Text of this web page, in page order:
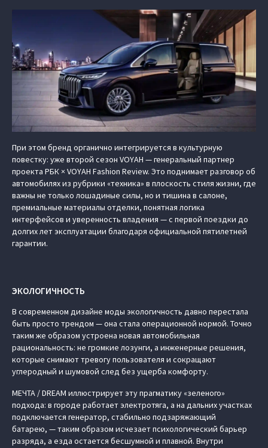
При этом бренд органично интегрируется в культурную
повестку: уже второй сезон VOYAH — генеральный партнер
проекта РБК × VOYAH Fashion Review. Это поднимает разговор об
автомобилях из рубрики «техника» в плоскость стиля жизни, где
важны не только лошадиные силы, но и тишина в салоне,
премиальные материалы отделки, понятная логика
интерфейсов и уверенность владения — с первой поездки до
долгих лет эксплуатации благодаря официальной пятилетней
гарантии.
ЭКОЛОГИЧНОСТЬ
В современном дизайне моды экологичность давно перестала
быть просто трендом — она стала операционной нормой. Точно
таким же образом устроена новая автомобильная
рациональность: не громкие лозунги, а инженерные решения,
которые снимают тревогу пользователя и сокращают
углеродный и шумовой след без ущерба комфорту.
МЕЧТА / DREAM иллюстрирует эту прагматику «зеленого»
подхода: в городе работает электротяга, а на дальних участках
подключается генератор, стабильно подзаряжающий
батарею, — таким образом исчезает психологический барьер
разряда, а езда остается бесшумной и плавной. Внутри